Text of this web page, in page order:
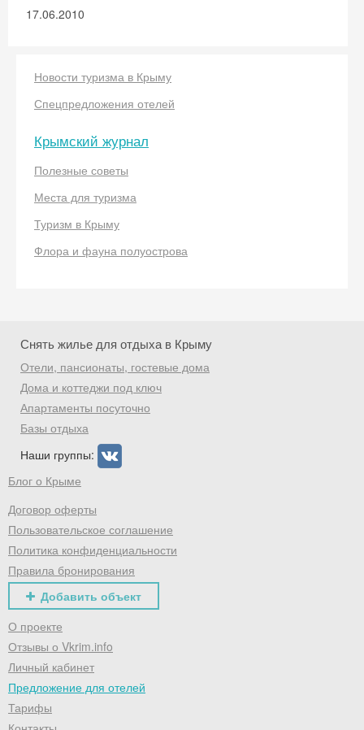
17.06.2010
Новости туризма в Крыму
Спецпредложения отелей
Крымский журнал
Полезные советы
Места для туризма
Туризм в Крыму
Флора и фауна полуострова
Снять жилье для отдыха в Крыму
Отели, пансионаты, гостевые дома
Дома и коттеджи под ключ
Апартаменты посуточно
Базы отдыха
Наши группы:
Блог о Крыме
Договор оферты
Пользовательское соглашение
Политика конфиденциальности
Правила бронирования
Добавить объект
О проекте
Отзывы о Vkrim.info
Личный кабинет
Предложение для отелей
Тарифы
Скидка −5%
промокод на первое бронирование!